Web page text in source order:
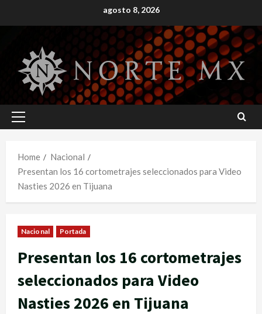
to
agosto 8, 2026
Primary
Home
Nacional
Presentan los 16 cortometrajes seleccionados para Video
Nasties 2026 en Tijuana
Nacional Portada
Presentan los 16 cortometrajes
seleccionados para Video
Nasties 2026 en Tijuana